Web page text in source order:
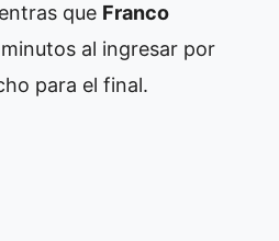
que Franco
minutos al ingresar por
para el final.